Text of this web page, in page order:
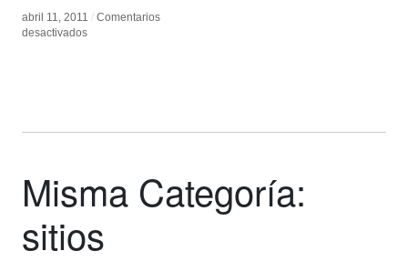
abril 11, 2011 / Comentarios
desactivadosen
abril 11, 2011 / Comentarios
desactivadosen
Misma Categoría:
sitios